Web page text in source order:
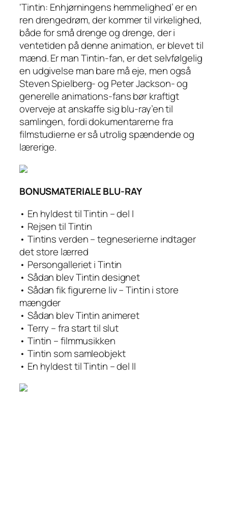
‘Tintin: Enhjørningens hemmelighed’ er en
ren drengedrøm, der kommer til virkelighed,
både for små drenge og drenge, der i
ventetiden på denne animation, er blevet til
mænd. Er man Tintin-fan, er det selvfølgelig
en udgivelse man bare måeje, men også
Steven Spielberg- og Peter Jackson- og
generelle animations-fans bør kraftigt
overveje at anskaffe sig blu-ray’en til
samlingen, fordi dokumentarerne fra
filmstudierne er så utrolig spændende og
lærerige.
BONUSMATERIALE BLU-RAY
• En hyldest til Tintin – del I
• Rejsen til Tintin
• Tintins verden – tegneserierne indtager
det store lærred
• Persongalleriet i Tintin
• Sådan blev Tintin designet
• Sådan fik figurerne liv – Tintin i store
mængder
• Sådan blev Tintin animeret
• Terry – fra start til slut
• Tintin – filmmusikken
• Tintin som samleobjekt
• En hyldest til Tintin – del II